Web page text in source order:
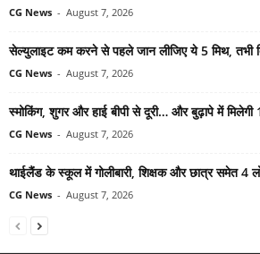
CG News - August 7, 2026
सेल्युलाइट कम करने से पहले जान लीजिए ये 5 मिथ, तभी
CG News - August 7, 2026
स्मोकिंग, शुगर और हाई बीपी से दूरी… और बुढ़ापे में मिलेगी
CG News - August 7, 2026
थाईलैंड के स्कूल में गोलीबारी, शिक्षक और छात्र समेत 4
CG News - August 7, 2026